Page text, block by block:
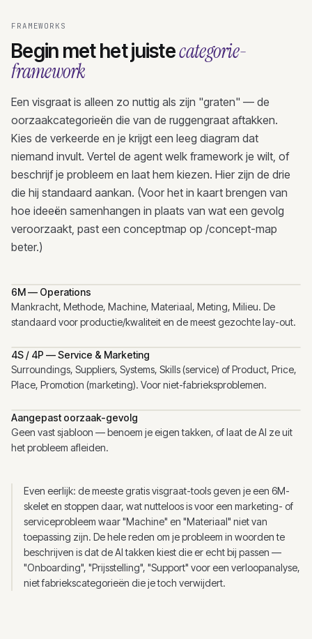
FRAMEWORKS
Begin met het juistecategorie-
framework
Een visgraat is alleen zo nuttig als zijn "graten" — de
oorzaakcategorieën die van de ruggengraat aftakken.
Kies de verkeerde en je krijgt een leeg diagram dat
niemand invult. Vertel de agent welk framework je wilt, of
beschrijf je probleem en laat hem kiezen. Hier zijn de drie
die hij standaard aankan. (Voor het in kaart brengen van
hoe ideeën samenhangen in plaats van wat een gevolg
veroorzaakt, past een conceptmap op /concept-map
beter.)
6M — Operations
Mankracht, Methode, Machine, Materiaal, Meting, Milieu. De
standaard voor productie/kwaliteit en de meest gezochte lay-out.
4S / 4P — Service & Marketing
Surroundings, Suppliers, Systems, Skills (service) of Product, Price,
Place, Promotion (marketing). Voor niet-fabrieksproblemen.
Aangepast oorzaak-gevolg
Geen vast sjabloon — benoem je eigen takken, of laat de AI ze uit
het probleem afleiden.
Even eerlijk: de meeste gratis visgraat-tools geven je een 6M-
skelet en stoppen daar, wat nutteloos is voor een marketing- of
serviceprobleem waar "Machine" en "Materiaal" niet van
toepassing zijn. De hele reden om je probleem in woorden te
beschrijven is dat de AI takken kiest die er echt bij passen —
"Onboarding", "Prijsstelling", "Support" voor een verloopanalyse,
niet fabriekscategorieën die je toch verwijdert.